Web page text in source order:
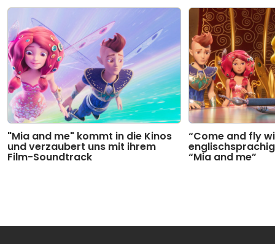
"Mia and me" kommt in die Kinos
und verzaubert uns mit ihrem
Film-Soundtrack
“Come and fly
“Mia and me”